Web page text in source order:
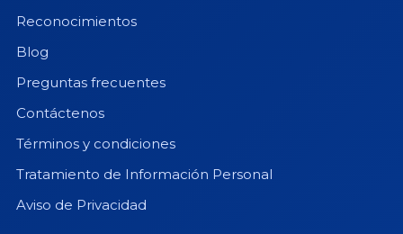
Reconocimientos
Blog
Preguntas frecuentes
Contáctenos
Términos y condiciones
Tratamiento de Información Personal
Aviso de Privacidad